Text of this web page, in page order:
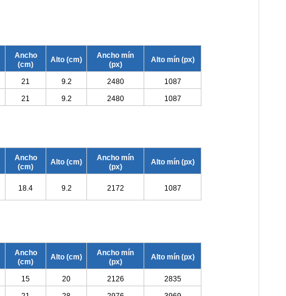
Ancho
(cm)
Alto (cm)
Ancho mín
(px)
Alto mín (px)
21 9.2 2480
1087
21 9.2 2480 1087
Ancho
(cm)
Alto (cm)
Ancho mín
(px)
Alto mín (px)
18.4 9.2 2172 1087
Ancho
(cm)
Alto (cm)
Ancho mín
(px)
Alto mín (px)
15 20 2126
2835